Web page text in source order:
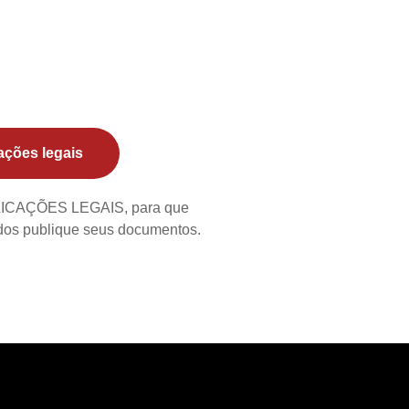
legais
LEGAIS, para que
publique seus documentos.